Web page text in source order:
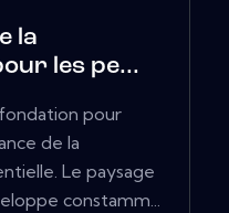
la
les pe...
pour
de la
Le paysage
constamm...